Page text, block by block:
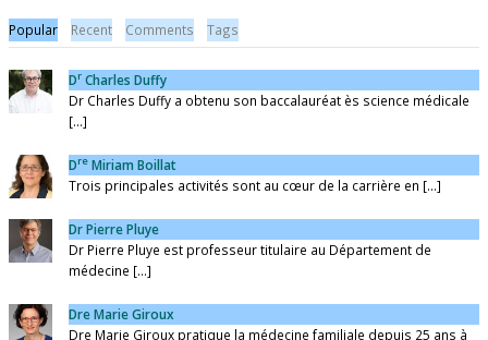
Popular Recent Comments Tags
Dr Charles Duffy
Dr Charles Duffy a obtenu son baccalauréat ès science médicale
[...]
Dre Miriam Boillat
Trois principales activités sont au cœur de la carrière en [...]
Dr Pierre Pluye
Dr Pierre Pluye est professeur titulaire au Département de
médecine [...]
Dre Marie Giroux
Dre Marie Giroux pratique la médecine familiale depuis 25 ans à